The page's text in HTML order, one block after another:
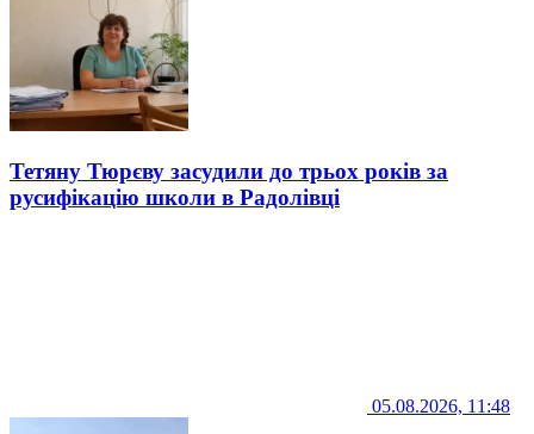
Тетяну Тюрєву засудили до трьох років за
русифікацію школи в Радолівці
05.08.2026, 11:48